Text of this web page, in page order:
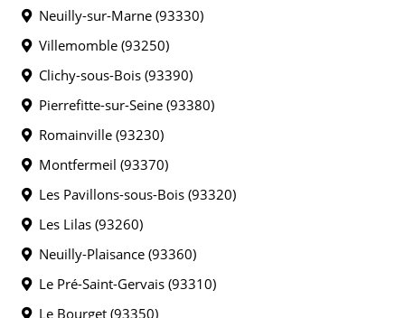
Neuilly-sur-Marne (93330)
Villemomble (93250)
Clichy-sous-Bois (93390)
Pierrefitte-sur-Seine (93380)
Romainville (93230)
Montfermeil (93370)
Les Pavillons-sous-Bois (93320)
Les Lilas (93260)
Neuilly-Plaisance (93360)
Le Pré-Saint-Gervais (93310)
Le Bourget (93350)